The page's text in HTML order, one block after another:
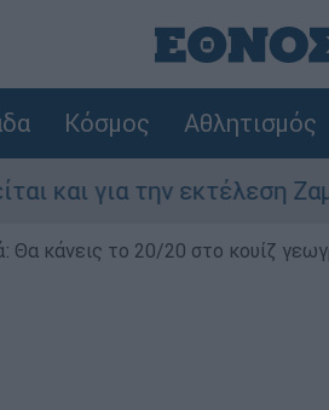
Κόσμος Αθλητισμός
την εκτέλεση Ζαμπούνη
Θα κάνεις το 20/20 στο κουίζ